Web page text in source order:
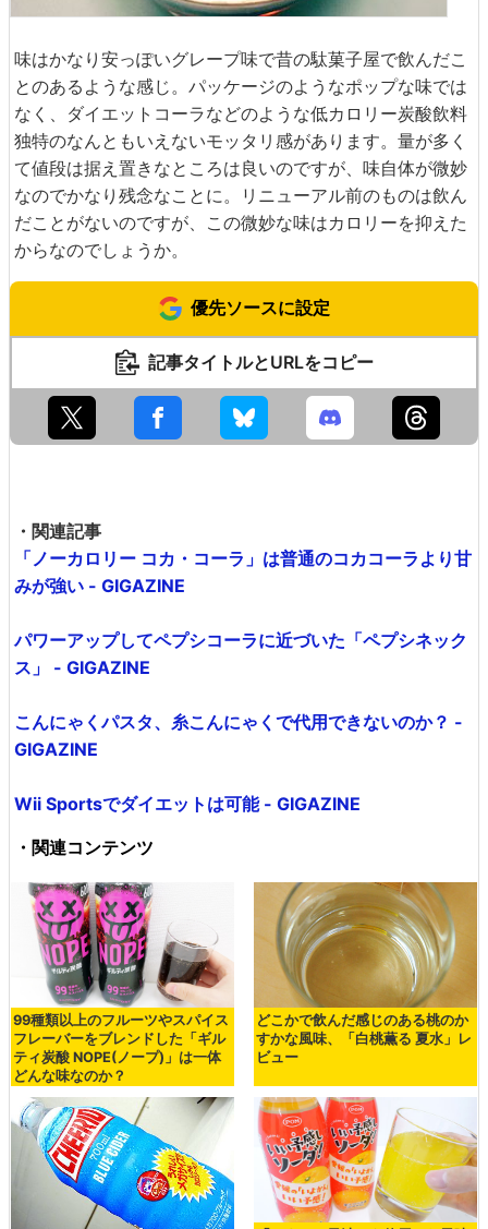
味はかなり安っぽいグレープ味で昔の駄菓子屋で飲んだこ
とのあるような感じ。パッケージのようなポップな味では
なく、ダイエットコーラなどのような低カロリー炭酸飲料
独特のなんともいえないモッタリ感があります。量が多く
て値段は据え置きなところは良いのですが、味自体が微妙
なのでかなり残念なことに。リニューアル前のものは飲ん
だことがないのですが、この微妙な味はカロリーを抑えた
からなのでしょうか。
優先ソースに設定
記事タイトルとURLをコピー
・関連記事
「ノーカロリー コカ・コーラ」は普通のコカコーラより甘
みが強い - GIGAZINE
パワーアップしてペプシコーラに近づいた「ペプシネック
ス」 - GIGAZINE
こんにゃくパスタ、糸こんにゃくで代用できないのか？ -
GIGAZINE
Wii Sportsでダイエットは可能 - GIGAZINE
・関連コンテンツ
99種類以上のフルーツやスパイス
フレーバーをブレンドした「ギル
ティ炭酸 NOPE(ノープ)」は一体
どんな味なのか？
どこかで飲んだ感じのある桃のか
すかな風味、「白桃薫る 夏水」レ
ビュー